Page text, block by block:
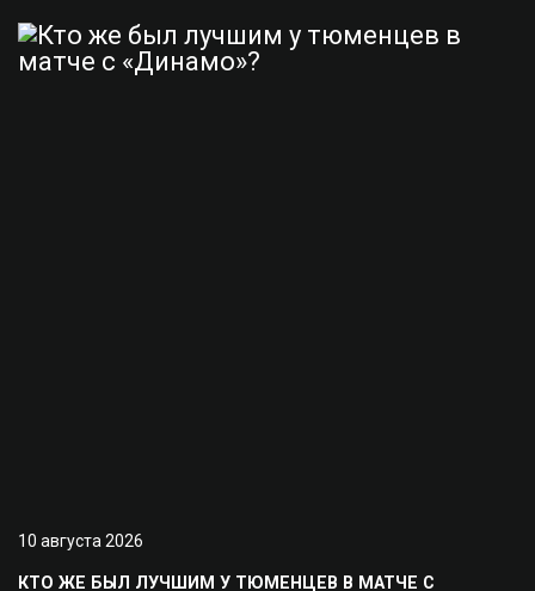
10 августа 2026
КТО ЖЕ БЫЛ ЛУЧШИМ У ТЮМЕНЦЕВ В МАТЧЕ С